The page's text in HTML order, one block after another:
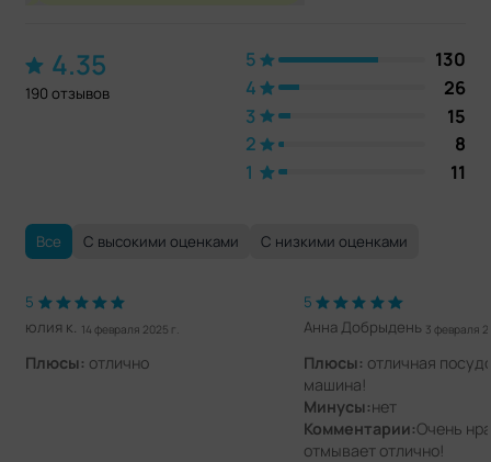
4.35
190 отзывов
5
130
4
26
3
15
2
8
1
11
Все С высокими оценками С низкими оценками
5
юлия к. 14 февраля 2025 г.
Плюсы: отлично
5
Анна Добрыдень 3 февраля
Плюсы: отличная
машина!
Минусы:нет
Комментарии:Очень
отмывает отлично!